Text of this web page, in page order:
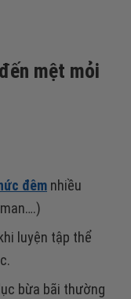
mệt mỏi
đêm nhiều
luyện tập thể
bừa bãi thường